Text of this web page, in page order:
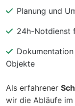
Planung und
24h-Notdienst
Objekte
Als erfahrener
wir die Abläufe